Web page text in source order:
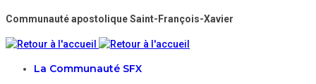
Communauté apostolique Saint-François-Xavier
La Communauté SFX